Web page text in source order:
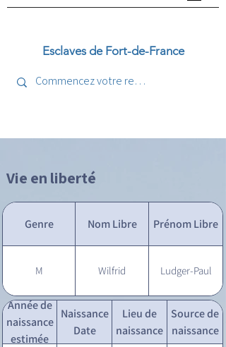
Esclaves de Fort-de-France
Vie en liberté
Genre Nom Libre Prénom Libre
M Wilfrid Ludger-Paul
Année de
naissance
estimée
Naissance
Date
Lieu de
naissance
Source de
naissance